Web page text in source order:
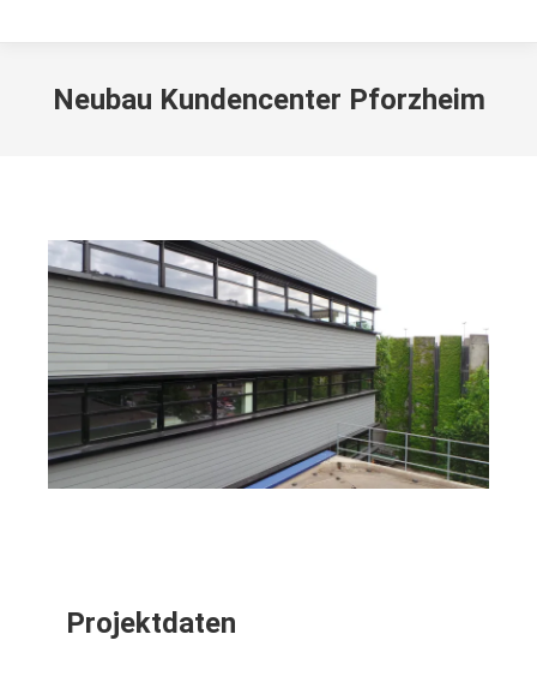
Neubau Kundencenter Pforzheim
Projektdaten